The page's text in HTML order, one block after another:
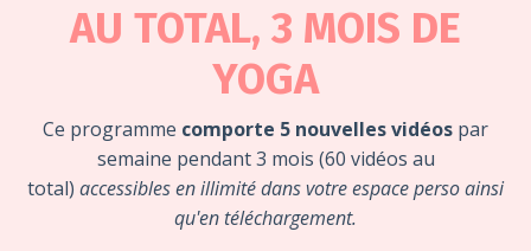
AU TOTAL, 3 MOIS DE
YOGA
Ce programme comporte 5 nouvelles vidéos par
semaine pendant 3 mois (60 vidéos au
total) accessibles en illimité dans votre espace perso ainsi
qu'en téléchargement.